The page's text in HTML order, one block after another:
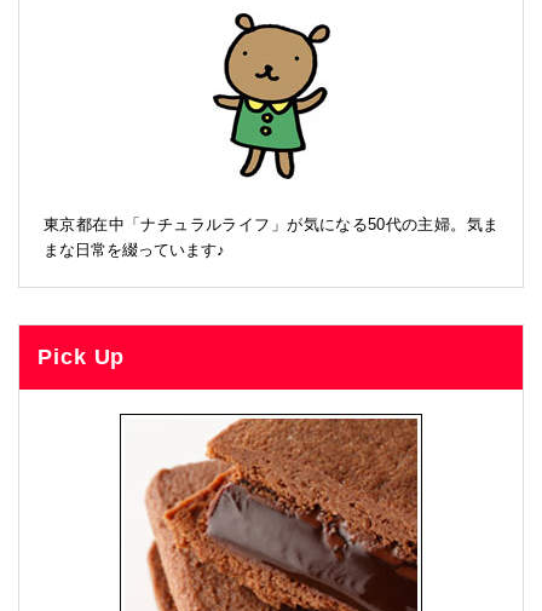
東京都在中「ナチュラルライフ」が気になる50代の主婦。気ま
まな日常を綴っています♪
Pick Up